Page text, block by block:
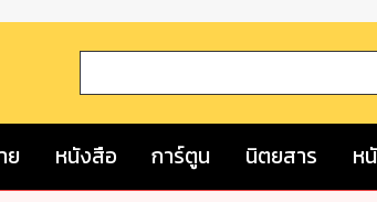
ย หนังสือ การ์ตูน นิตยสาร ห